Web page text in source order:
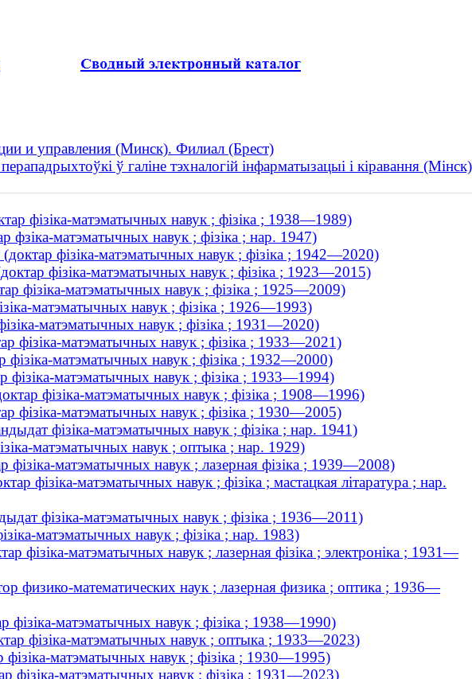
и управления (Минск). Филиал (Брест)
ў галіне тэхналогій інфарматызацыі і кіравання (Мінск)
фізіка-матэматычных навук ; фізіка ; 1938—1989)
фзіка-матэматычных навук ; фізіка ; нар. 1947)
фізіка-матэматычных навук ; фізіка ; 1942—2020)
фізіка-матэматычных навук ; фізіка ; 1923—2015)
фізіка-матэматычных навук ; фізіка ; 1925—2009)
матэматычных навук ; фізіка ; 1926—1993)
матэматычных навук ; фізіка ; 1931—2020)
фізіка-матэматычных навук ; фізіка ; 1933—2021)
фізіка-матэматычных навук ; фізіка ; 1932—2000)
фізіка-матэматычных навук ; фізіка ; 1933—1994)
фізіка-матэматычных навук ; фізіка ; 1908—1996)
фізіка-матэматычных навук ; фізіка ; 1930—2005)
фізіка-матэматычных навук ; фізіка ; нар. 1941)
матэматычных навук ; оптыка ; нар. 1929)
фізіка-матэматычных навук ; лазерная фізіка ; 1939—2008)
фізіка-матэматычных навук ; фізіка ; мастацкая літаратура ; нар.
фізіка-матэматычных навук ; фізіка ; 1936—2011)
матэматычных навук ; фізіка ; нар. 1983)
фізіка-матэматычных навук ; лазерная фізіка ; электроніка ; 1931—
физико-математических наук ; лазерная физика ; оптика ; 1936—
фізіка-матэматычных навук ; фізіка ; 1938—1990)
фізіка-матэматычных навук ; оптыка ; 1933—2023)
фізіка-матэматычных навук ; фізіка ; 1930—1995)
фізіка-матэматычных навук ; фізіка ; 1931—2023)